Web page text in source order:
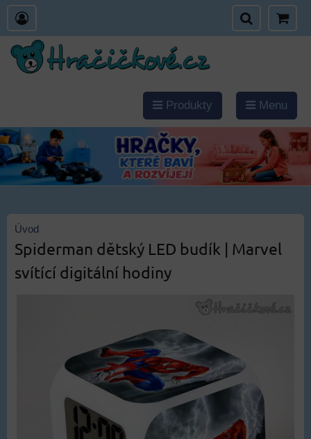
Produkty Menu
Úvod
Spiderman dětský LED budík | Marvel
svítící digitální hodiny